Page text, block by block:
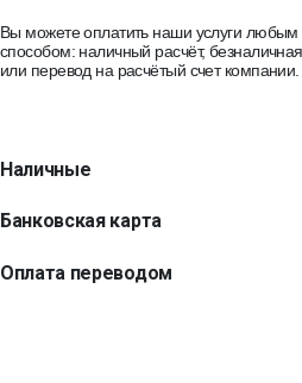
Вы можете оплатить наши услуги
способом: наличный расчёт,
или перевод на расчётый счет компании.
Наличные
Банковская карта
Оплата переводом